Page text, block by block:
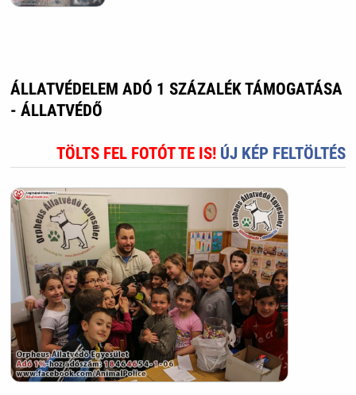
ÁLLATVÉDELEM ADÓ 1 SZÁZALÉK TÁMOGATÁSA
- ÁLLATVÉDŐ
TÖLTS FEL FOTÓT TE IS! ÚJ KÉP FELTÖLTÉS